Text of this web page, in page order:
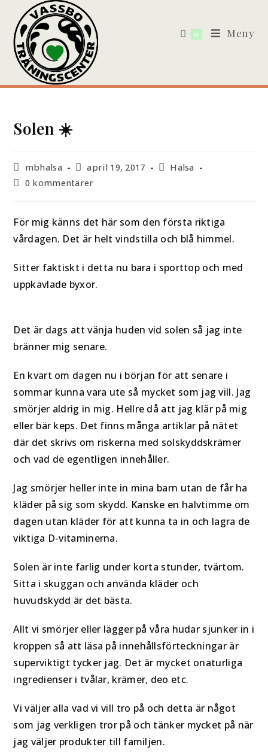
0 Meny
Solen ☀️
mbhalsa april 19, 2017
Hälsa
0 kommentarer
För mig känns det här som den första riktiga
vårdagen. Det är helt vindstilla och blå himmel.
Sitter faktiskt i detta nu bara i sporttop och med
uppkavlade byxor.
Det är dags att vänja huden vid solen så jag inte
bränner mig senare.
En kvart om dagen nu i början för att senare i
sommar kunna vara ute så mycket som jag vill. Jag
smörjer aldrig in mig. Hellre då att jag klär på mig
eller bär keps. Det finns många artiklar på nätet
där det skrivs om riskerna med solskyddskrämer
och vad de egentligen innehåller.
Jag smörjer heller inte in mina barn utan de får ha
kläder på sig som skydd. Kanske en halvtimme om
dagen utan kläder för att kunna ta in och lagra de
viktiga D-vitaminerna.
Solen är inte farlig under korta stunder, tvärtom.
Sitta i skuggan och använda kläder och
huvudskydd är det bästa.
Allt vi smörjer eller lägger på våra hudar sjunker in i
kroppen så att läsa på innehållsförteckningar är
superviktigt tycker jag. Det är mycket onaturliga
ingredienser i tvålar, krämer, deo etc.
Vi väljer alla vad vi vill tro på och detta är något
som jag verkligen tror på och tänker mycket på när
jag väljer produkter till familjen.